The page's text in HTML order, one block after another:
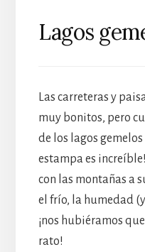
Lagos
Las carreteras y
muy bonitos, pero
de los lagos
estampa es
con las montañas a
el frío, la humedad
¡nos hubiéramos
rato!